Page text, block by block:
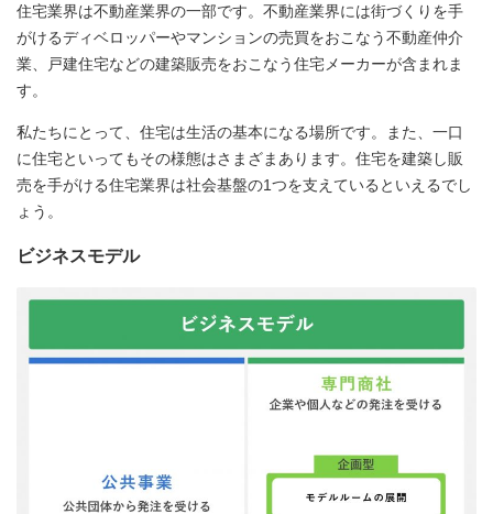
住宅業界は不動産業界の一部です。不動産業界には街づくりを手
がけるディベロッパーやマンションの売買をおこなう不動産仲介
業、戸建住宅などの建築販売をおこなう住宅メーカーが含まれま
す。
私たちにとって、住宅は生活の基本になる場所です。また、一口
に住宅といってもその様態はさまざまあります。住宅を建築し販
売を手がける住宅業界は社会基盤の1つを支えているといえるでし
ょう。
ビジネスモデル